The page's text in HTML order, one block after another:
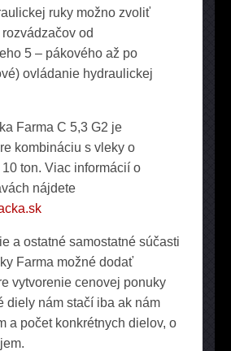
ruky možno zvoliť
od
5 – pákového až po
ovládanie hydraulickej
Farma C 5,3 G2 je
kombináciu s vleky o
ton. Viac informácií o
nájdete
a ostatné samostatné súčasti
Farma možné dodať
vytvorenie cenovej ponuky
diely nám stačí iba ak nám
a počet konkrétnych dielov, o